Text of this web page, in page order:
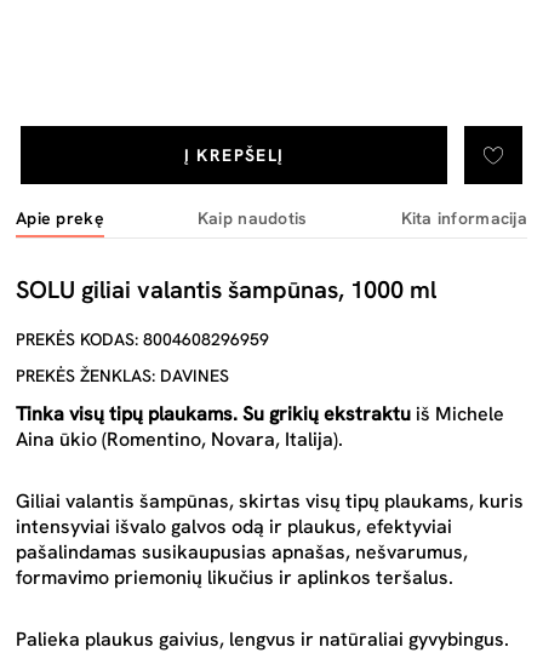
Į KREPŠELĮ
Apie prekę Kaip naudotis Kita informacija
SOLU giliai valantis šampūnas, 1000 ml
PREKĖS KODAS: 8004608296959
PREKĖS ŽENKLAS: DAVINES
Tinka visų tipų plaukams. Su grikių ekstraktu iš Michele
Aina ūkio (Romentino, Novara, Italija).
Giliai valantis šampūnas, skirtas visų tipų plaukams, kuris
intensyviai išvalo galvos odą ir plaukus, efektyviai
pašalindamas susikaupusias apnašas, nešvarumus,
formavimo priemonių likučius ir aplinkos teršalus.
Palieka plaukus gaivius, lengvus ir natūraliai gyvybingus.